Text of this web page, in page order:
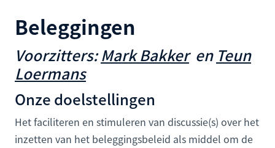
Beleggingen
Voorzitters:Mark Bakkeren Teun
Loermans
Onze doelstellingen
Het faciliteren en stimuleren van discussie(s) over het
inzetten van het beleggingsbeleid als middel om de